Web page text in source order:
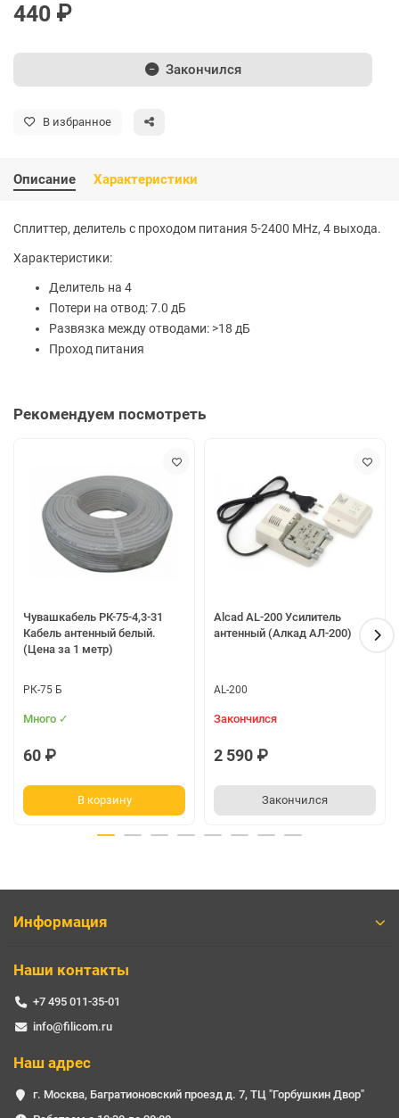
440 ₽
Закончился
В избранное
Описание Характеристики
Сплиттер, делитель с проходом питания 5-2400 MHz, 4 выхода.
Характеристики:
Делитель на 4
Потери на отвод: 7.0 дБ
Развязка между отводами: >18 дБ
Проход питания
Рекомендуем посмотреть
Чувашкабель РК-75-4,3-31
Кабель антенный белый.
(Цена за 1 метр)
РК-75 Б
Много ✓
60 ₽
В корзину
Alcad AL-200 Усилитель
антенный (Алкад АЛ-200)
AL-200
Закончился
2 590 ₽
Закончился
Информация
Наши контакты
+7 495 011-35-01
info@filicom.ru
Наш адрес
г. Москва, Багратионовский проезд д. 7, ТЦ "Горбушкин Двор"